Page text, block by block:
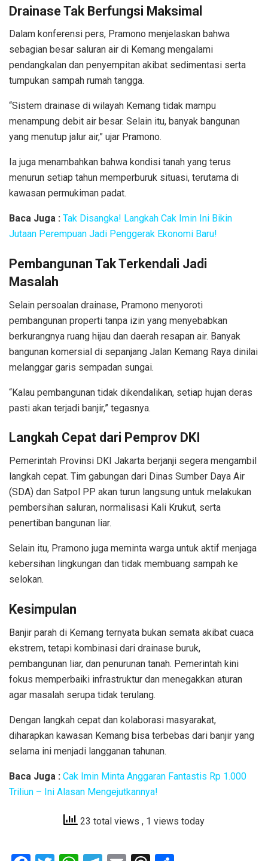
Drainase Tak Berfungsi Maksimal
Dalam konferensi pers, Pramono menjelaskan bahwa
sebagian besar saluran air di Kemang mengalami
pendangkalan dan penyempitan akibat sedimentasi serta
tumpukan sampah rumah tangga.
“Sistem drainase di wilayah Kemang tidak mampu
menampung debit air besar. Selain itu, banyak bangunan
yang menutup jalur air,” ujar Pramono.
Ia juga menambahkan bahwa kondisi tanah yang terus
menurun setiap tahun memperburuk situasi, terutama di
kawasan permukiman padat.
Baca Juga : Tak Disangka! Langkah Cak Imin Ini Bikin
Jutaan Perempuan Jadi Penggerak Ekonomi Baru!
Pembangunan Tak Terkendali Jadi
Masalah
Selain persoalan drainase, Pramono menyoroti
pembangunan properti tanpa izin yang menyebabkan
berkurangnya ruang hijau dan daerah resapan air. Banyak
bangunan komersial di sepanjang Jalan Kemang Raya dinilai
melanggar garis sempadan sungai.
“Kalau pembangunan tidak dikendalikan, setiap hujan deras
pasti akan terjadi banjir,” tegasnya.
Langkah Cepat dari Pemprov DKI
Pemerintah Provinsi DKI Jakarta berjanji segera mengambil
langkah cepat. Tim gabungan dari Dinas Sumber Daya Air
(SDA) dan Satpol PP akan turun langsung untuk melakukan
pembersihan saluran, normalisasi Kali Krukut, serta
penertiban bangunan liar.
Selain itu, Pramono juga meminta warga untuk aktif menjaga
kebersihan lingkungan dan tidak membuang sampah ke
selokan.
Kesimpulan
Banjir parah di Kemang ternyata bukan semata akibat cuaca
ekstrem, tetapi kombinasi dari drainase buruk,
pembangunan liar, dan penurunan tanah. Pemerintah kini
fokus memperbaiki infrastruktur dan menegakkan aturan
agar masalah serupa tidak terulang.
Dengan langkah cepat dan kolaborasi masyarakat,
diharapkan kawasan Kemang bisa terbebas dari banjir yang
selama ini menjadi langganan tahunan.
Baca Juga : Cak Imin Minta Anggaran Fantastis Rp 1.000
Triliun – Ini Alasan Mengejutkannya!
23 total views , 1 views today